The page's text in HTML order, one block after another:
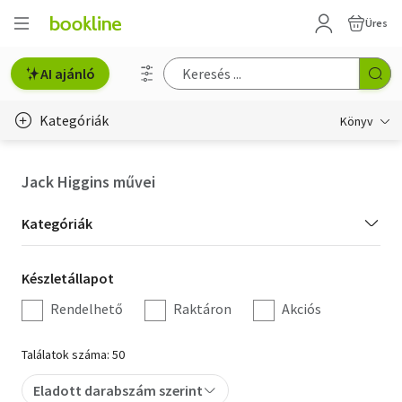
Üres
AI ajánló
Kategóriák Könyv
Hobbi, szabadidő
Irodalom
Művészet
Szakkönyv
Jack Higgins művei
Kategória
szűrés
Kategóriák
Készletállapot
szűrés
Készletállapot
Rendelhető
Raktáron Akciós
Találatok száma: 50
Eladott darabszám szerint